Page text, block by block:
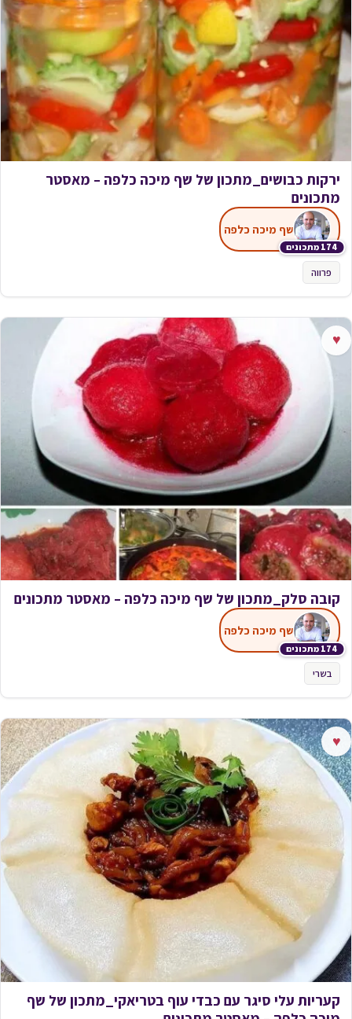
ירקות כבושים_מתכון של שף מיכה כלפה – מאסטר
מתכונים
174 מתכונים
שף מיכה כלפה
פרווה
♥
קובה סלק_מתכון של שף מיכה כלפה – מאסטר מתכונים
174 מתכונים
שף מיכה כלפה
בשרי
♥
קעריות עלי סיגר עם כבדי עוף בטריאקי_מתכון של שף